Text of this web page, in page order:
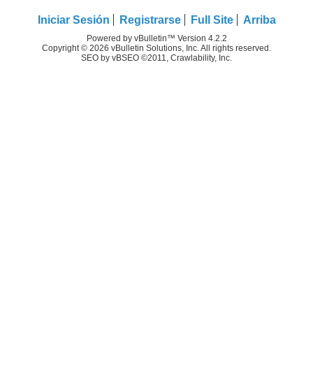
Iniciar Sesión Registrarse Full Site Arriba
Powered by vBulletin™ Version 4.2.2
Copyright © 2026 vBulletin Solutions, Inc. All rights reserved.
SEO by vBSEO ©2011, Crawlability, Inc.